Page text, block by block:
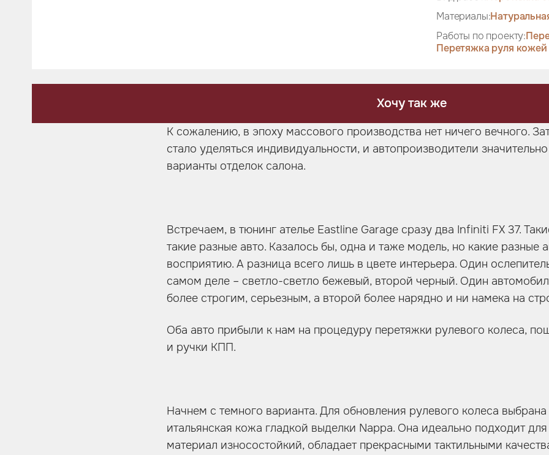
Материалы:
Работы по проекту:
Перетяжка руля
Хочу так же
К сожалению, в эпоху массового производства нет ничего вечного.
стало уделяться индивидуальности, и автопроизводители
варианты отделок салона.
Встречаем, в тюнинг ателье Eastline Garage сразу два Infiniti FX 37.
такие разные авто. Казалось бы, одна и таже модель, но какие разные
восприятию. А разница всего лишь в цвете интерьера. Один
самом деле – светло-светло бежевый, второй черный. Один
более строгим, серьезным, а второй более нарядно и ни намека на
Оба авто прибыли к нам на процедуру перетяжки рулевого колеса,
и ручки КПП.
Начнем с темного варианта. Для обновления рулевого колеса выбрана
итальянская кожа гладкой выделки Nappa. Она идеально подходит
материал износостойкий, обладает прекрасными тактильными